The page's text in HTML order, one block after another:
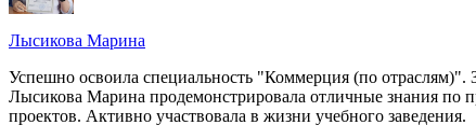
Лысикова Марина
Успешно освоила специальность "Коммерция (по отраслям)".
Лысикова Марина продемонстрировала отличные знания по
проектов. Активно участвовала в жизни учебного заведения.